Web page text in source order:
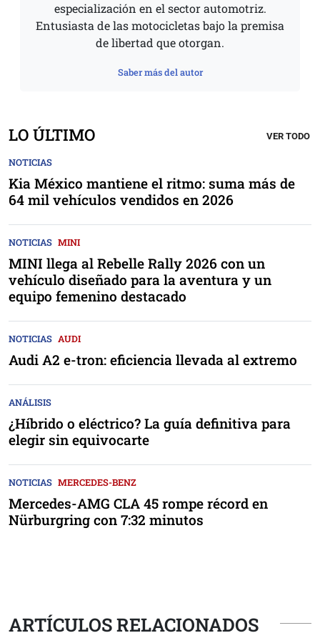
especialización en el sector automotriz.
Entusiasta de las motocicletas bajo la premisa
de libertad que otorgan.
Saber más del autor
LO ÚLTIMO VER TODO
NOTICIAS
Kia México mantiene el ritmo: suma más de
64 mil vehículos vendidos en 2026
NOTICIAS MINI
MINI llega al Rebelle Rally 2026 con un
vehículo diseñado para la aventura y un
equipo femenino destacado
NOTICIAS AUDI
Audi A2 e-tron: eficiencia llevada al extremo
ANÁLISIS
¿Híbrido o eléctrico? La guía definitiva para
elegir sin equivocarte
NOTICIAS MERCEDES-BENZ
Mercedes-AMG CLA 45 rompe récord en
Nürburgring con 7:32 minutos
ARTÍCULOS RELACIONADOS